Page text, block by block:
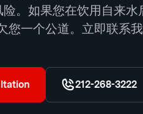
。如果您在饮用自来
您一个公道。立即联系
212-268-3222